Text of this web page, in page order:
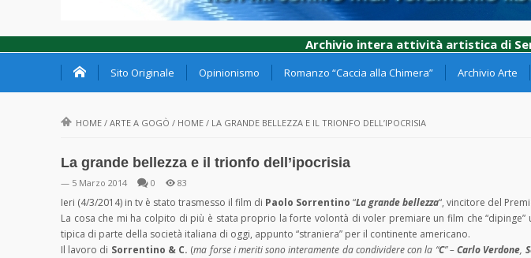
Archivio intera attività artistica di
Sito Originale Opinionismo Romanzo “Caccia alla Chimera” Archivio Arte
HOME / ARTE A GOGÒ / HOME / LA GRANDE BELLEZZA E IL TRIONFO DELL’IPOCRISIA
La grande bellezza e il trionfo dell’ipocrisia
— 5 Marzo 2014 0 83
Ieri (4/3/2014) in tv è stato trasmesso il film di Paolo Sorrentino “La grande bellezza“, vincitore del
La cosa che mi ha colpito di più è stata proprio la forte volontà di voler premiare un film che “dipinge”
tipica di parte della società italiana di oggi, appunto “straniera” per il continente americano.
Il lavoro di Sorrentino & C. (ma forse i meriti sono interamente da condividere con la “C” –Carlo Verdone,